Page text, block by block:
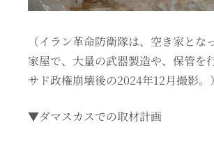
（イラン革命防衛隊は、空き家とな
家屋で、大量の武器製造や、保管を
サド政権崩壊後の2024年12月撮影。）
▼ダマスカスでの取材計画